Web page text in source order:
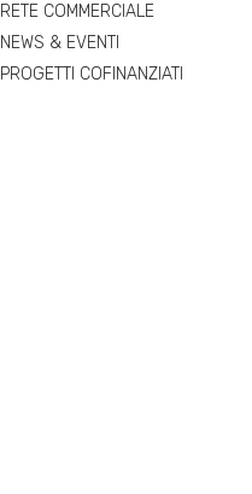
RETE COMMERCIALE
NEWS & EVENTI
PROGETTI COFINANZIATI